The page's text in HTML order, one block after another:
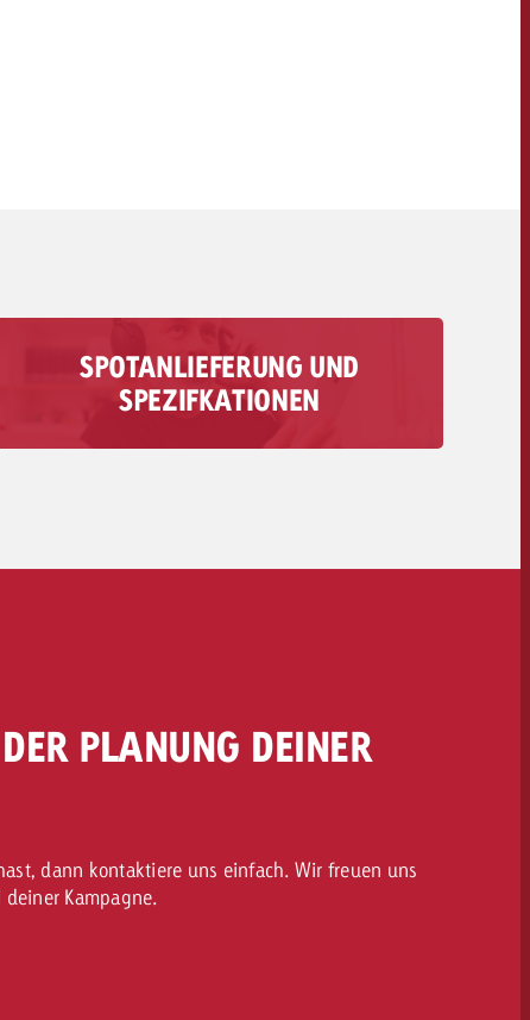
SPOTANLIEFERUNG UND
SPEZIFKATIONEN
Alle Infos zur Anlieferung deines Audio-Spots
findest du hier – von technischen
PLANUNG DEINER
dann kontaktiere uns einfach. Wir freuen uns
Kampagne.